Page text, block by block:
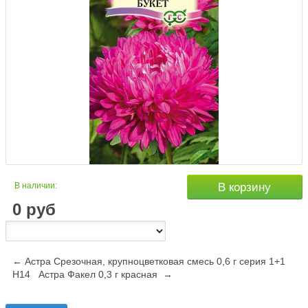
В наличии:
0 руб
В корзину
← Астра Срезочная, крупноцветковая смесь 0,6 г серия 1+1
Н14
Астра Факел 0,3 г красная →